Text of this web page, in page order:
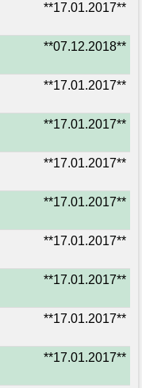
**17.01.2017**
**07.12.2018**
**17.01.2017**
**17.01.2017**
**17.01.2017**
**17.01.2017**
**17.01.2017**
**17.01.2017**
**17.01.2017**
**17.01.2017**